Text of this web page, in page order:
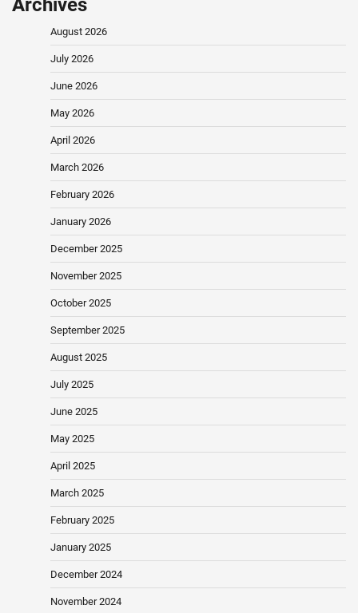
Archives
August 2026
July 2026
June 2026
May 2026
April 2026
March 2026
February 2026
January 2026
December 2025
November 2025
October 2025
September 2025
August 2025
July 2025
June 2025
May 2025
April 2025
March 2025
February 2025
January 2025
December 2024
November 2024